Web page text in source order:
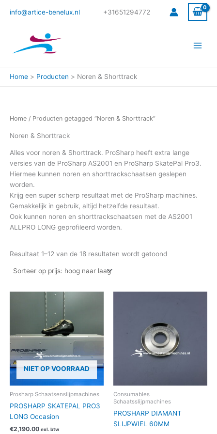
naar
de
info@artice-benelux.nl +31651294772
Home Producten Noren & Shorttrack
Home / Producten getagged “Noren & Shorttrack”
Noren & Shorttrack
Alles voor noren & Shorttrack. ProSharp heeft extra lange
versies van de ProSharp AS2001 en ProSharp SkatePal Pro3.
Hiermee kunnen noren en shorttrackschaatsen geslepen
worden.
Krijg een super scherp resultaat met de ProSharp machines.
Gemakkelijk in gebruik, altijd hetzelfde resultaat.
Ook kunnen noren en shorttrackschaatsen met de AS2001
ALLPRO LONG geprofileerd worden.
Resultaat 1–12 van de 18 resultaten wordt getoond
Gesorteerd
op
prijs:
NIET OP VOORRAAD
Prosharp Schaatsenslijpmachines
PROSHARP SKATEPAL PRO3
LONG Occasion
€2,190.00 exl. btw
Consumables
Schaatsslijpmachines
PROSHARP DIAMANT
SLIJPWIEL 60MM
de